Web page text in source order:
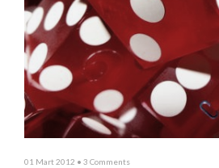
01 Mart 2012 • 3 Comments